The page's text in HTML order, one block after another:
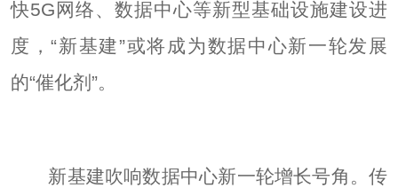
快5G网络、数据中心等新型基础设施建设进
度，“新基建”或将成为数据中心新一轮发展
的“催化剂”。
新基建吹响数据中心新一轮增长号角。传